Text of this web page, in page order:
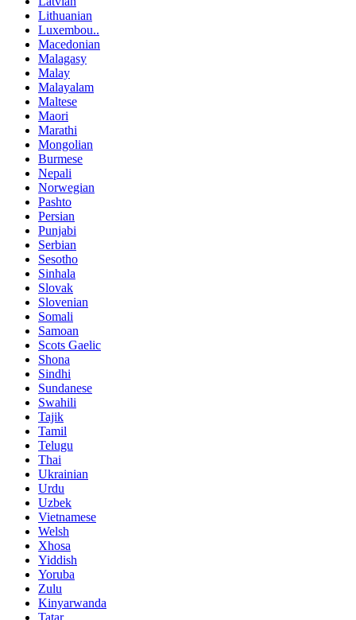
Lithuanian
Luxembou..
Macedonian
Malagasy
Malay
Malayalam
Maltese
Maori
Marathi
Mongolian
Burmese
Nepali
Norwegian
Pashto
Persian
Punjabi
Serbian
Sesotho
Sinhala
Slovak
Slovenian
Somali
Samoan
Scots Gaelic
Shona
Sindhi
Sundanese
Swahili
Tajik
Tamil
Telugu
Thai
Ukrainian
Urdu
Uzbek
Vietnamese
Welsh
Xhosa
Yiddish
Yoruba
Zulu
Kinyarwanda
Tatar